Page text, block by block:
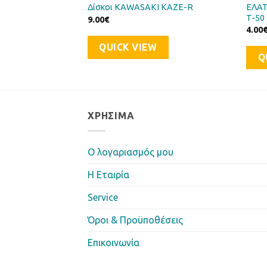
Δίσκοι KAWASAKI KAZE-R
9.00€
QUICK VIEW
T-50
4.00
ΧΡΉΣΙΜΑ
Ο λογαριασμός μου
Η Eταιρία
Service
Όροι & Προϋποθέσεις
Επικοινωνία